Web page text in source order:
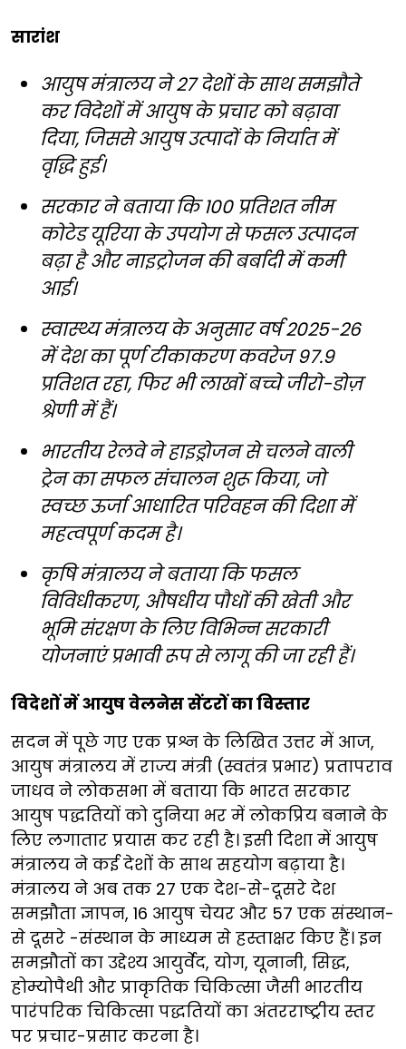
सारांश
आयुष मंत्रालय ने 27 देशों के साथ समझौते
कर विदेशों में आयुष के प्रचार को बढ़ावा
दिया, जिससे आयुष उत्पादों के निर्यात में
वृद्धि हुई।
सरकार ने बताया कि 100 प्रतिशत नीम
कोटेड यूरिया के उपयोग से फसल उत्पादन
बढ़ा है और नाइट्रोजन की बर्बादी में कमी
आई।
स्वास्थ्य मंत्रालय के अनुसार वर्ष 2025-26
में देश का पूर्ण टीकाकरण कवरेज 97.9
प्रतिशत रहा, फिर भी लाखों बच्चे जीरो-डोज़
श्रेणी में हैं।
भारतीय रेलवे ने हाइड्रोजन से चलने वाली
ट्रेन का सफल संचालन शुरू किया, जो
स्वच्छ ऊर्जा आधारित परिवहन की दिशा में
महत्वपूर्ण कदम है।
कृषि मंत्रालय ने बताया कि फसल
विविधीकरण, औषधीय पौधों की खेती और
भूमि संरक्षण के लिए विभिन्न सरकारी
योजनाएं प्रभावी रूप से लागू की जा रही हैं।
विदेशों में आयुष वेलनेस सेंटरों का विस्तार
सदन में पूछे गए एक प्रश्न के लिखित उत्तर में आज,
आयुष मंत्रालय में राज्य मंत्री (स्वतंत्र प्रभार) प्रतापराव
जाधव ने लोकसभा में बताया कि भारत सरकार
आयुष पद्धतियों को दुनिया भर में लोकप्रिय बनाने के
लिए लगातार प्रयास कर रही है। इसी दिशा में आयुष
मंत्रालय ने कई देशों के साथ सहयोग बढ़ाया है।
मंत्रालय ने अब तक 27 एक देश-से-दूसरे देश
समझौता ज्ञापन, 16 आयुष चेयर और 57 एक संस्थान-
से दूसरे -संस्थान के माध्यम से हस्ताक्षर किए हैं। इन
समझौतों का उद्देश्य आयुर्वेद, योग, यूनानी, सिद्ध,
होम्योपैथी और प्राकृतिक चिकित्सा जैसी भारतीय
पारंपरिक चिकित्सा पद्धतियों का अंतरराष्ट्रीय स्तर
पर प्रचार-प्रसार करना है।